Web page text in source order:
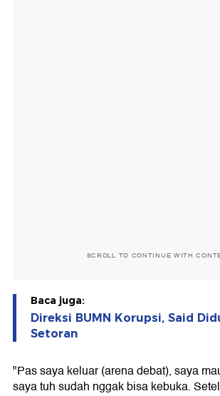
SCROLL TO CONTINUE WITH
Baca juga:
Direksi BUMN Korupsi, Said
Setoran
"Pas saya keluar (arena debat), saya
saya tuh sudah nggak bisa kebuka.